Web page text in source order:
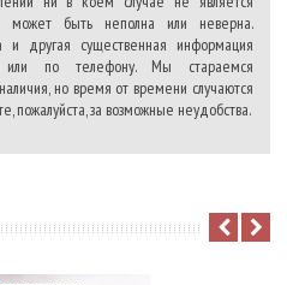
может быть неполна или неверна.
и другая существенная информация
или по телефону. Мы стараемся
но время от времени случаются
пожалуйста, за возможные неудобства.